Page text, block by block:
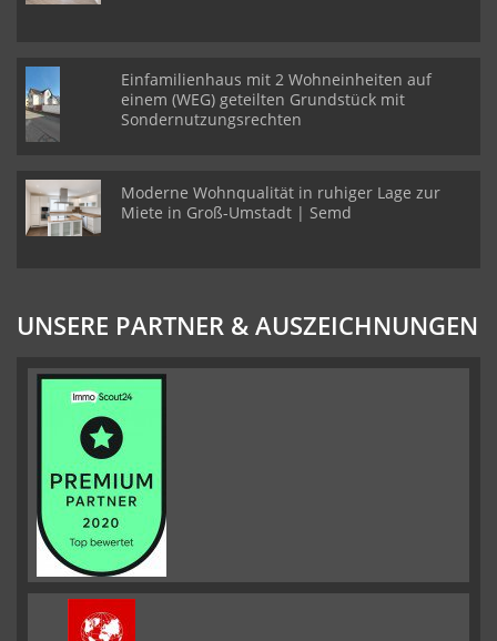
Einfamilienhaus mit 2 Wohneinheiten auf
einem (WEG) geteilten Grundstück mit
Sondernutzungsrechten
Moderne Wohnqualität in ruhiger Lage zur
Miete in Groß-Umstadt | Semd
UNSERE PARTNER & AUSZEICHNUNGEN